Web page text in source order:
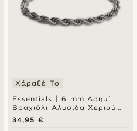
Essentials | 6 mm Ασημί
Βραχιόλι Αλυσίδα Χεριού
Rope Chain
Χάραξέ Το
34,95 €